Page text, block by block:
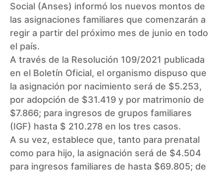
Social (Anses) informó los nuevos montos de
las asignaciones familiares que comenzarán a
regir a partir del próximo mes de junio en todo
el país.
A través de la Resolución 109/2021 publicada
en el Boletín Oficial, el organismo dispuso que
la asignación por nacimiento será de $5.253,
por adopción de $31.419 y por matrimonio de
$7.866; para ingresos de grupos familiares
(IGF) hasta $ 210.278 en los tres casos.
A su vez, establece que, tanto para prenatal
como para hijo, la asignación será de $4.504
para ingresos familiares de hasta $69.805; de